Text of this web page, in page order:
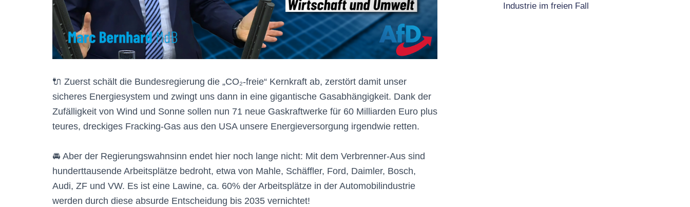
🔌 Zuerst schält die Bundesregierung die „CO₂-freie“ Kernkraft ab, zerstört damit unser
sicheres Energiesystem und zwingt uns dann in eine gigantische Gasabhängigkeit. Dank der
Zufälligkeit von Wind und Sonne sollen nun 71 neue Gaskraftwerke für 60 Milliarden Euro plus
teures, dreckiges Fracking-Gas aus den USA unsere Energieversorgung irgendwie retten.
🚘 Aber der Regierungswahnsinn endet hier noch lange nicht: Mit dem Verbrenner-Aus sind
hunderttausende Arbeitsplätze bedroht, etwa von Mahle, Schäffler, Ford, Daimler, Bosch,
Audi, ZF und VW. Es ist eine Lawine, ca. 60% der Arbeitsplätze in der Automobilindustrie
werden durch diese absurde Entscheidung bis 2035 vernichtet!
Industrie im freien Fall